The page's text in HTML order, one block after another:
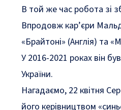
В той же час робота зі
Впродовж кар’єри
«Брайтоні» (Англія) та
У 2016-2021 роках він
України.
Нагадаємо, 22 квітня
його керівництвом